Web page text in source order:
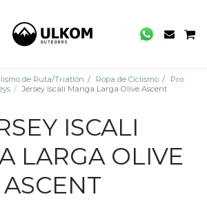
de Ruta/Triatlón Ropa de Ciclismo
Pro
Jersey Iscali Manga Larga Olive Ascent
ISCALI
LARGA OLIVE
ASCENT